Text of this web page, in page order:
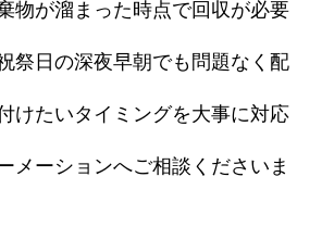
物が溜まった時点で回収が必要
祭日の深夜早朝でも問題なく配
けたいタイミングを大事に対応
メーションへご相談くださいま